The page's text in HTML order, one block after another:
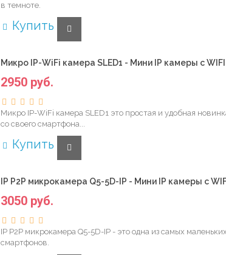
в темноте.
Купить
Микро IP-WiFi камера SLED1 - Мини IP камеры с WIFI
2950 руб.
Микро IP-WiFi камера SLED1 это простая и удобная
со своего смартфона...
Купить
IP P2P микрокамера Q5-5D-IP - Мини IP камеры с
3050 руб.
IP P2P микрокамера Q5-5D-IP - это одна из самых
смартфонов.